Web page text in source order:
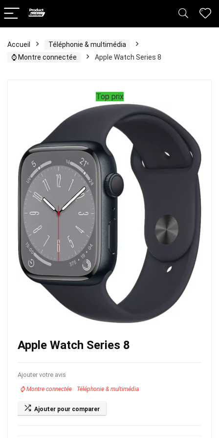
Accueil
Téléphonie & multimédia
⌚️ Montre connectée
Apple Watch Series 8
Top prix
Apple Watch Series 8
Ajouter votre avis
⌚️ Montre connectée Téléphonie & multimédia
Ajouter pour comparer